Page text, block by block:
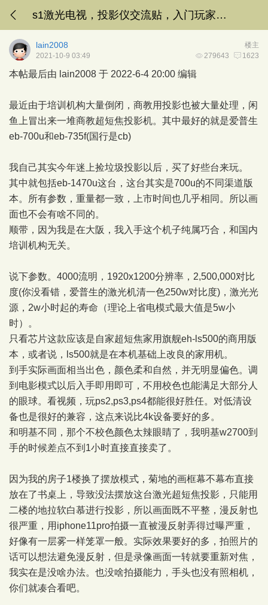
s1激光电视，投影仪交流贴，入门玩家讨论
楼主
lain2008
279643 1623
2021-10-9 03:49
本帖最后由 lain2008 于 2022-6-4 20:00 编辑
最近由于培训机构大量倒闭，商教用投影也被大量处理，闲
鱼上冒出来一堆商教超短焦投影机。其中最好的就是爱普生
eb-700u和eb-735f(国行是cb)
我自己其实今年迷上捡垃圾投影以后，买了好些台来玩。
其中就包括eb-1470u这台，这台其实是700u的不同渠道版
本。所有参数，重量都一致，上市时间也几乎相同。所以画
面也不会有啥不同的。
顺带，因为我是在大阪，我入手这个机子纯属巧合，和国内
培训机构无关。
说下参数。4000流明，1920x1200分辨率，2,500,000对比
度(你没看错，爱普生的激光机清一色250w对比度)，激光光
源，2w小时起的寿命（理论上省电模式最大值是5w小
时）。
只看芯片这款应该是自家超短焦家用旗舰eh-ls500的商用版
本，或者说，ls500就是在本机基础上改良的家用机。
到手实际画面相当出色，颜色柔和自然，并无明显偏色。调
到电影模式以后入手即用即可，不用校色也能满足大部分人
的眼球。看视频，玩ps2,ps3,ps4都能很好胜任。对低清设
备也是很好的兼容，这点来说比4k设备要好的多。
和明基不同，那个不校色颜色太辣眼睛了，我明基w2700到
手的时候差点不到1小时直接直接卖了。
因为我的房子1楼换了摆放模式，菊地的画框幕不幕布直接
放在了书桌上，导致没法摆放这台激光超短焦投影，只能用
二楼的地拉软白慕进行投影，所以画面既不平整，漫反射也
很严重，用iphone11pro拍摄一直被漫反射弄得过曝严重，
好像有一层雾一样笼罩一般。实际效果要好的多，拍照片的
话可以想法避免漫反射，但是录像画面一转就要重新对焦，
我实在是没啥办法。也没啥拍摄能力，手头也没有照相机，
你们就凑合看吧。